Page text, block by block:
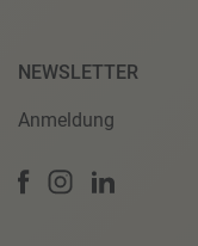
NEWSLETTER
Anmeldung